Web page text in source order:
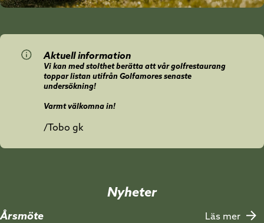
Aktuell information
Vi kan med stolthet berätta att vår golfrestaurang
toppar listan utifrån Golfamores senaste
undersökning!
Varmt välkomna in!
/Tobo gk
Nyheter
Årsmöte Läs mer